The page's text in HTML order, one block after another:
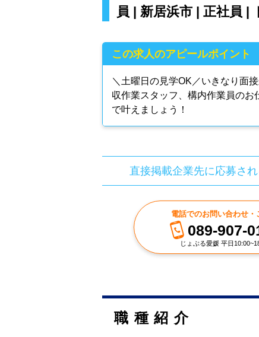
員 | 新居浜市 | 正社員 |
この求人のアピールポイント
＼土曜日の見学OK／いきなり面
収作業スタッフ、構内作業員の
で叶えましょう！
直接掲載企業先に応募さ
電話でのお問い合わせ・
089-907-
じょぶる愛媛 平日
職種紹介